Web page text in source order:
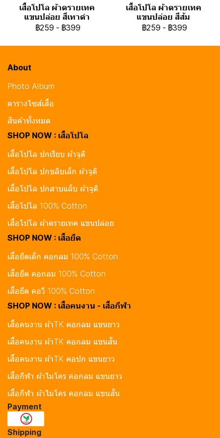
เสื้อโปโล ผ้าดรายเทค
แขนปล่อย สีเทาดำ
฿259 - ฿399
เสื้อโปโล ผ้าดรายเทค
แขนปล่อย สีส้ม
฿259 - ฿399
About
Photo Album
ตารางไซส์เสื้อ
สินค้าทั้งหมด
SHOP NOW : เสื้อโปโล
เสื้อโปโล ปกเรียบ ผ้าจูติ
เสื้อโปโล ปกขลิบเล็ก ผ้าจูติ
เสื้อโปโล ปกสาบแล็บ ผ้าจูติ
เสื้อโปโล 100% Cotton
เสื้อโปโล ผ้าดรายเทค แขนปล่อย
SHOP NOW : เสื้อยืด
เสื้อยืดเด็ก คอกลม 100% Cotton
เสื้อยืด คอกลม 100% Cotton
เสื้อยืด คอวี 100% Cotton
SHOP NOW : เสื้อคนงาน - เสื้อกีฬา
เสื้อคนงาน ผ้าTK คอกลม แขนยาว
เสื้อคนงาน ผ้าTK คอกลม แขนสั้น
เสื้อคนงาน ผ้าTK คอปก แขนยาว
เสื้อกีฬา ผ้าไมโคร คอกลม แขนยาว
เสื้อกีฬา ผ้าไมโคร คอกลม แขนสั้น
Payment
Shipping